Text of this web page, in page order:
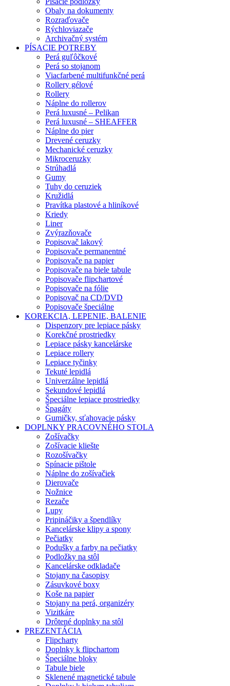
Obaly na dokumenty
Rozraďovače
Rýchloviazače
Archivačný systém
PÍSACIE POTREBY
Perá guľôčkové
Perá so stojanom
Viacfarbené multifunkčné perá
Rollery gélové
Rollery
Náplne do rollerov
Perá luxusné – Pelikan
Perá luxusné – SHEAFFER
Náplne do pier
Drevené ceruzky
Mechanické ceruzky
Mikroceruzky
Strúhadlá
Gumy
Tuhy do ceruziek
Kružidlá
Pravítka plastové a hliníkové
Kriedy
Liner
Zvýrazňovače
Popisovač lakový
Popisovače permanentné
Popisovače na papier
Popisovače na biele tabule
Popisovače flipchartové
Popisovače na fólie
Popisovač na CD/DVD
Popisovače špeciálne
KOREKCIA, LEPENIE, BALENIE
Dispenzory pre lepiace pásky
Korekčné prostriedky
Lepiace pásky kancelárske
Lepiace rollery
Lepiace tyčinky
Tekuté lepidlá
Univerzálne lepidlá
Sekundové lepidlá
Špeciálne lepiace prostriedky
Špagáty
Gumičky, sťahovacie pásky
DOPLNKY PRACOVNÉHO STOLA
Zošívačky
Zošívacie kliešte
Rozošívačky
Spínacie pištole
Náplne do zošívačiek
Dierovače
Nožnice
Rezače
Lupy
Pripináčiky a špendlíky
Kancelárske klipy a spony
Pečiatky
Podušky a farby na pečiatky
Podložky na stôl
Kancelárske odkladače
Stojany na časopisy
Zásuvkové boxy
Koše na papier
Stojany na perá, organizéry
Vizitkáre
Drôtené doplnky na stôl
PREZENTÁCIA
Flipcharty
Doplnky k flipchartom
Špeciálne bloky
Tabule biele
Sklenené magnetické tabule